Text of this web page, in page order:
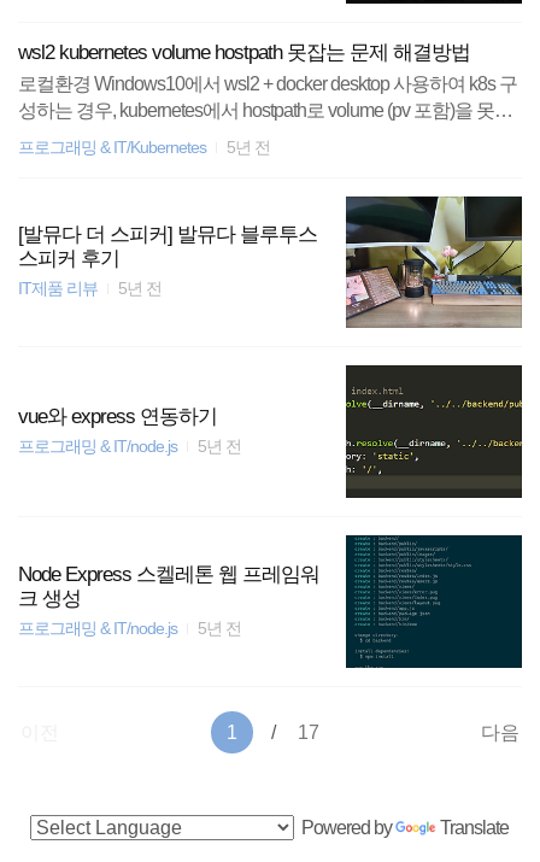
wsl2 kubernetes volume hostpath 못잡는 문제 해결방법
로컬환경 Windows10에서 wsl2 + docker desktop 사용하여 k8s 구
성하는 경우, kubernetes에서 hostpath로 volume (pv 포함)을 못잡
는 문제가 있다. 일반 docker에서는 문제가 없는데 k8s에서는 잘
는 것이다. 위 경로에서 실제로 리눅스 환경에 존재하는 위치는 /
mnt/wsl/{temp-dir} 이다. 따라서.. 1. mkdir /mnt/wsl/{temp-dir} 2. sudo
mount --bind /{real-path} /mnt/wsl/{temp-dir} 3. /run/desktop/mn..
프로그래밍 & IT/Kubernetes 5년 전
[발뮤다 더 스피커] 발뮤다 블루투스
스피커 후기
IT제품 리뷰 5년 전
vue와 express 연동하기
프로그래밍 & IT/node.js 5년 전
Node Express 스켈레톤 웹 프레임워
크 생성
프로그래밍 & IT/node.js 5년 전
1 17 다음
Powered by Translate